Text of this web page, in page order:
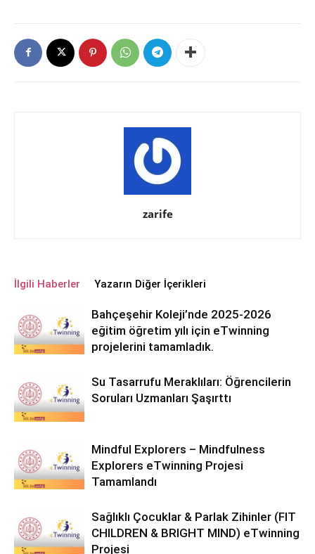
zarife
İlgili Haberler Yazarın Diğer İçerikleri
Bahçeşehir Koleji’nde 2025-2026
eğitim öğretim yılı için eTwinning
projelerini tamamladık.
Su Tasarrufu Meraklıları: Öğrencilerin
Soruları Uzmanları Şaşırttı
Mindful Explorers – Mindfulness
Explorers eTwinning Projesi
Tamamlandı
Sağlıklı Çocuklar & Parlak Zihinler (FIT
CHILDREN & BRIGHT MIND) eTwinning
Projesi